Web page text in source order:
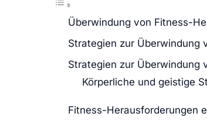
Überwindung von Fitness-
Strategien zur Überwindung
Strategien zur Überwindung
Körperliche und geistige
Fitness-Herausforderungen